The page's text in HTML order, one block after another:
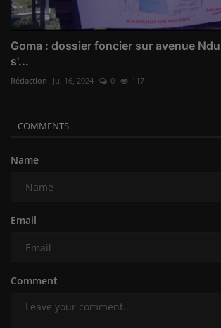
Goma : dossier foncier sur avenue
s'...
Rédaction Jul 16, 2024 0 117
COMMENTS
Name
Email
Comment